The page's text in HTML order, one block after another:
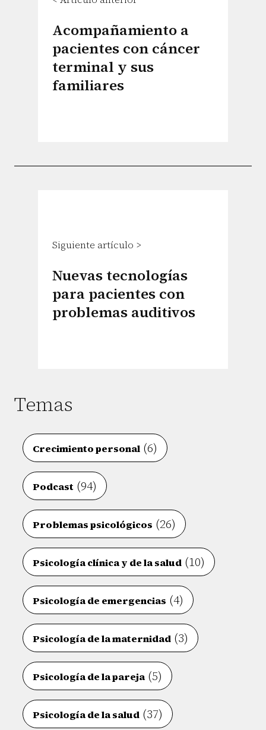
Acompañamiento a
pacientes con cáncer
terminal y sus
familiares
Siguiente artículo >
Nuevas tecnologías
para pacientes con
problemas auditivos
Temas
Crecimiento personal (6)
Podcast (94)
Problemas psicológicos (26)
Psicología clínica y de la salud (10)
Psicología de emergencias (4)
Psicología de la maternidad (3)
Psicología de la pareja(5)
Psicología de la salud (37)